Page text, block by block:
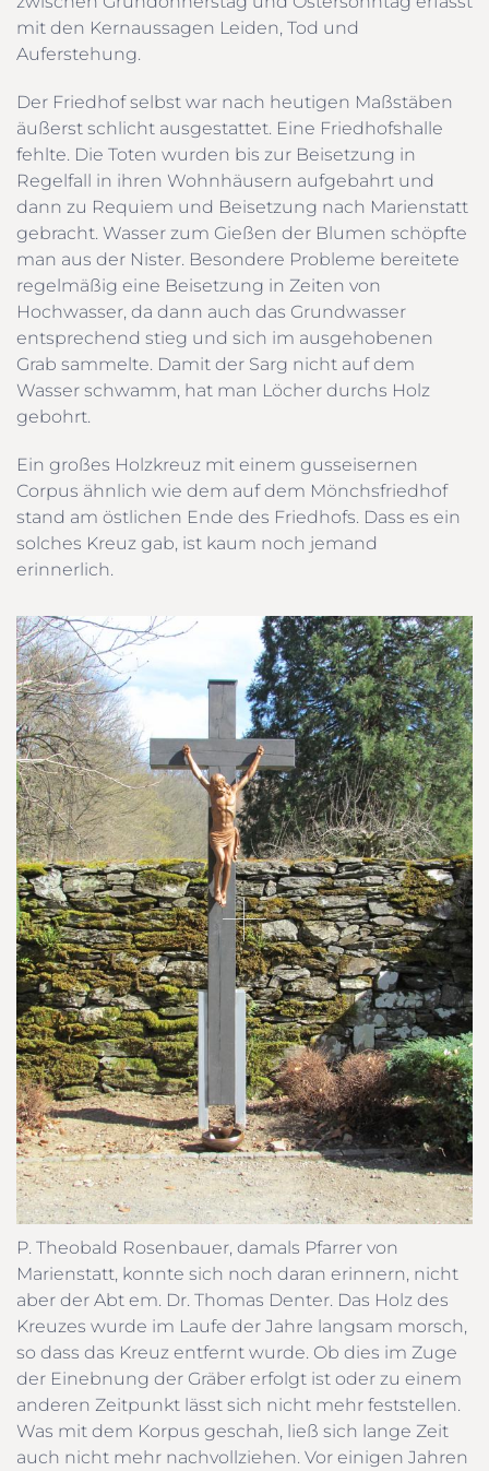
mit den Kernaussagen Leiden, Tod und
Auferstehung.
Der Friedhof selbst war nach heutigen Maßstäben
äußerst schlicht ausgestattet. Eine Friedhofshalle
fehlte. Die Toten wurden bis zur Beisetzung in
Regelfall in ihren Wohnhäusern aufgebahrt und
dann zu Requiem und Beisetzung nach Marienstatt
gebracht. Wasser zum Gießen der Blumen schöpfte
man aus der Nister. Besondere Probleme bereitete
regelmäßig eine Beisetzung in Zeiten von
Hochwasser, da dann auch das Grundwasser
entsprechend stieg und sich im ausgehobenen
Grab sammelte. Damit der Sarg nicht auf dem
Wasser schwamm, hat man Löcher durchs Holz
gebohrt.
Ein großes Holzkreuz mit einem gusseisernen
Corpus ähnlich wie dem auf dem Mönchsfriedhof
stand am östlichen Ende des Friedhofs. Dass es ein
solches Kreuz gab, ist kaum noch jemand
erinnerlich.
P. Theobald Rosenbauer, damals Pfarrer von
Marienstatt, konnte sich noch daran erinnern, nicht
aber der Abt em. Dr. Thomas Denter. Das Holz des
Kreuzes wurde im Laufe der Jahre langsam morsch,
so dass das Kreuz entfernt wurde. Ob dies im Zuge
der Einebnung der Gräber erfolgt ist oder zu einem
anderen Zeitpunkt lässt sich nicht mehr feststellen.
Was mit dem Korpus geschah, ließ sich lange Zeit
auch nicht mehr nachvollziehen. Vor einigen Jahren